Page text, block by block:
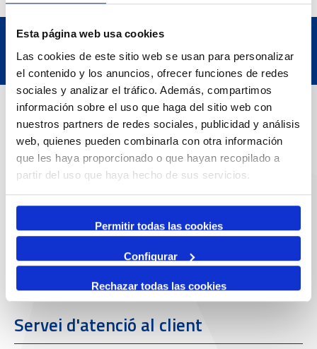
Esta página web usa cookies
Las cookies de este sitio web se usan para personalizar
el contenido y los anuncios, ofrecer funciones de redes
sociales y analizar el tráfico. Además, compartimos
información sobre el uso que haga del sitio web con
nuestros partners de redes sociales, publicidad y análisis
web, quienes pueden combinarla con otra información
que les haya proporcionado o que hayan recopilado a
partir del uso que haya hecho de sus servicios.
Permitir todas las cookies
Configurar
Rechazar todas las cookies
Dades de Contacte
Adreça
Passeig de l'Escullera s/n, 43004 Tarragona
Telèfon de contacte
977 259 400
Emergències
(+34) 900 229 900
Servei d'atenció al client